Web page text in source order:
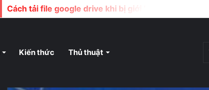
Cách tải file google drive khi bị giới hạn lượt
Kiến thức Thủ thuật